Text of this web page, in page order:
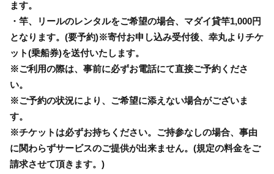
ます。
・竿、リールのレンタルをご希望の場合、マダイ貸竿1,000円
となります。(要予約)※寄付お申し込み受付後、幸丸よりチケ
ット(乗船券)を送付いたします。
※ご利用の際は、事前に必ずお電話にて直接ご予約くださ
い。
※ご予約の状況により、ご希望に添えない場合がございま
す。
※チケットは必ずお持ちください。ご持参なしの場合、事由
に関わらずサービスのご提供が出来ません。(規定の料金をご
請求させて頂きます。)